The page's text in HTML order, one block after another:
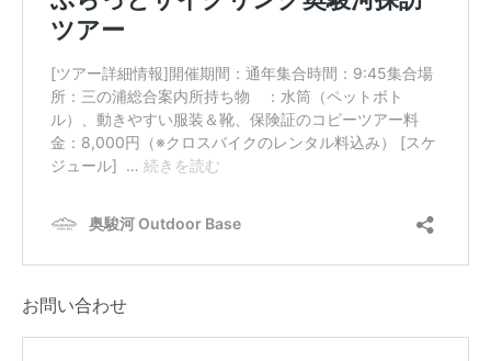
お問い合わせ